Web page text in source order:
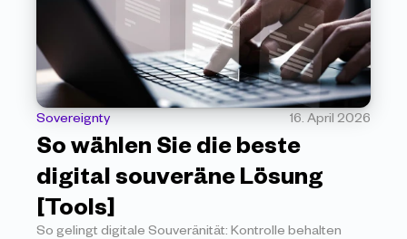
Sovereignty 16. April 2026
So wählen Sie die beste
digital souveräne Lösung
[Tools]
So gelingt digitale Souveränität: Kontrolle behalten